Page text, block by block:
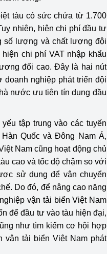
tàu có sức chứa từ 1.700
nhiên, hiện chi phí đầu tư
số lượng và chất lượng đội
chi phí VAT nhập khẩu
đối cao. Đây là hai nút
nghiệp phát triển đội
nước ưu tiên tín dụng đầu
tập trung vào các tuyến
Quốc và Đông Nam Á,
Nam cũng hoạt động chủ
cao và tốc độ chậm so với
sử dụng để vận chuyển
Do đó, để nâng cao năng
vận tải biển Việt Nam
để đầu tư vào tàu hiện đại,
như tìm kiếm cơ hội hợp
vận tải biển Việt Nam phát